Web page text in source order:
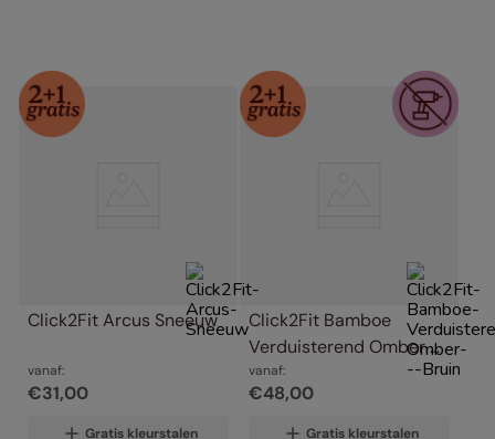
Click2Fit Arcus Sneeuw
vanaf:
€31,00
Gratis kleurstalen
Click2Fit Bamboe
Verduisterend Omber &
Bruin
vanaf:
€48,00
Gratis kleurstalen